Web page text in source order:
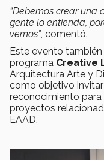
“Debemos crear una
gente lo entienda,
vemos”, comentó.
Este evento
programa Creative
Arquitectura Arte y
como objetivo
reconocimiento
proyectos
EAAD.